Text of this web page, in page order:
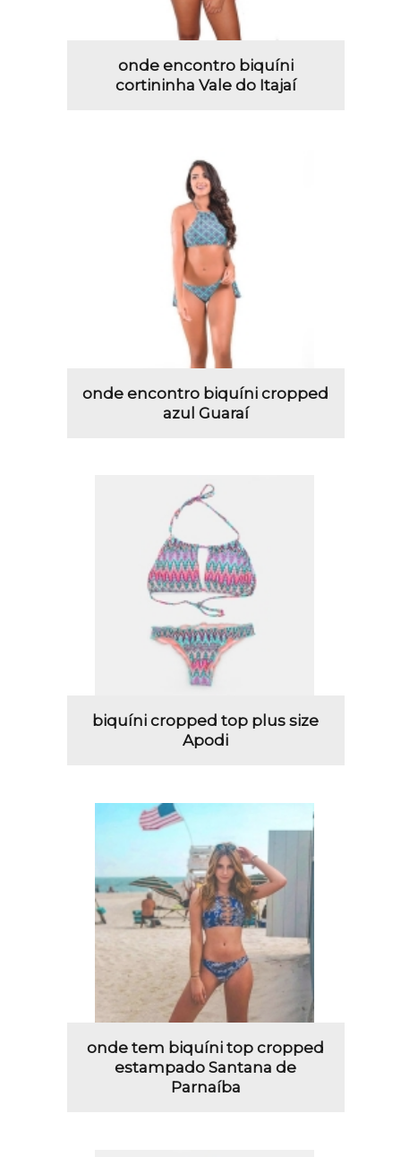
onde encontro biquíni
cortininha Vale do Itajaí
onde encontro biquíni cropped
azul Guaraí
biquíni cropped top plus size
Apodi
onde tem biquíni top cropped
estampado Santana de
Parnaíba